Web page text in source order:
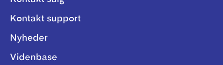
Kontakt support
Nyheder
Videnbase